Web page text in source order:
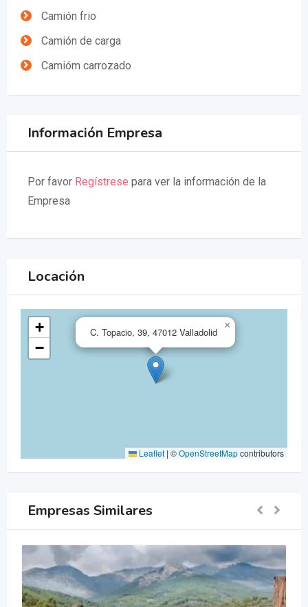
Camión frio
Camión de carga
Camióm carrozado
Información Empresa
Por favor Regístrese para ver la información de la
Empresa
Locación
C. Topacio, 39, 47012 Valladolid
×
+
−
Leaflet | ©OpenStreetMapcontributors
Empresas Similares